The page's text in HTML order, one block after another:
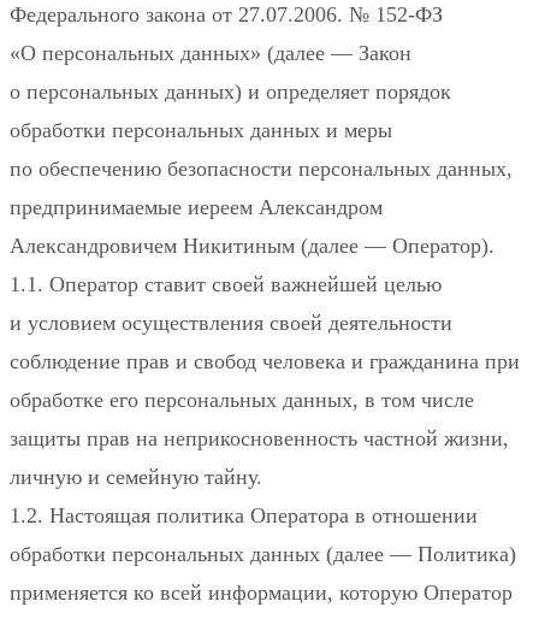
Федерального закона от 27.07.2006. № 152-ФЗ
«О персональных данных» (далее — Закон
о персональных данных) и определяет порядок
обработки персональных данных и меры
по обеспечению безопасности персональных данных,
предпринимаемые иереем Александром
Александровичем Никитиным (далее — Оператор).
1.1. Оператор ставит своей важнейшей целью
и условием осуществления своей деятельности
соблюдение прав и свобод человека и гражданина при
обработке его персональных данных, в том числе
защиты прав на неприкосновенность частной жизни,
личную и семейную тайну.
1.2. Настоящая политика Оператора в отношении
обработки персональных данных (далее — Политика)
применяется ко всей информации, которую Оператор